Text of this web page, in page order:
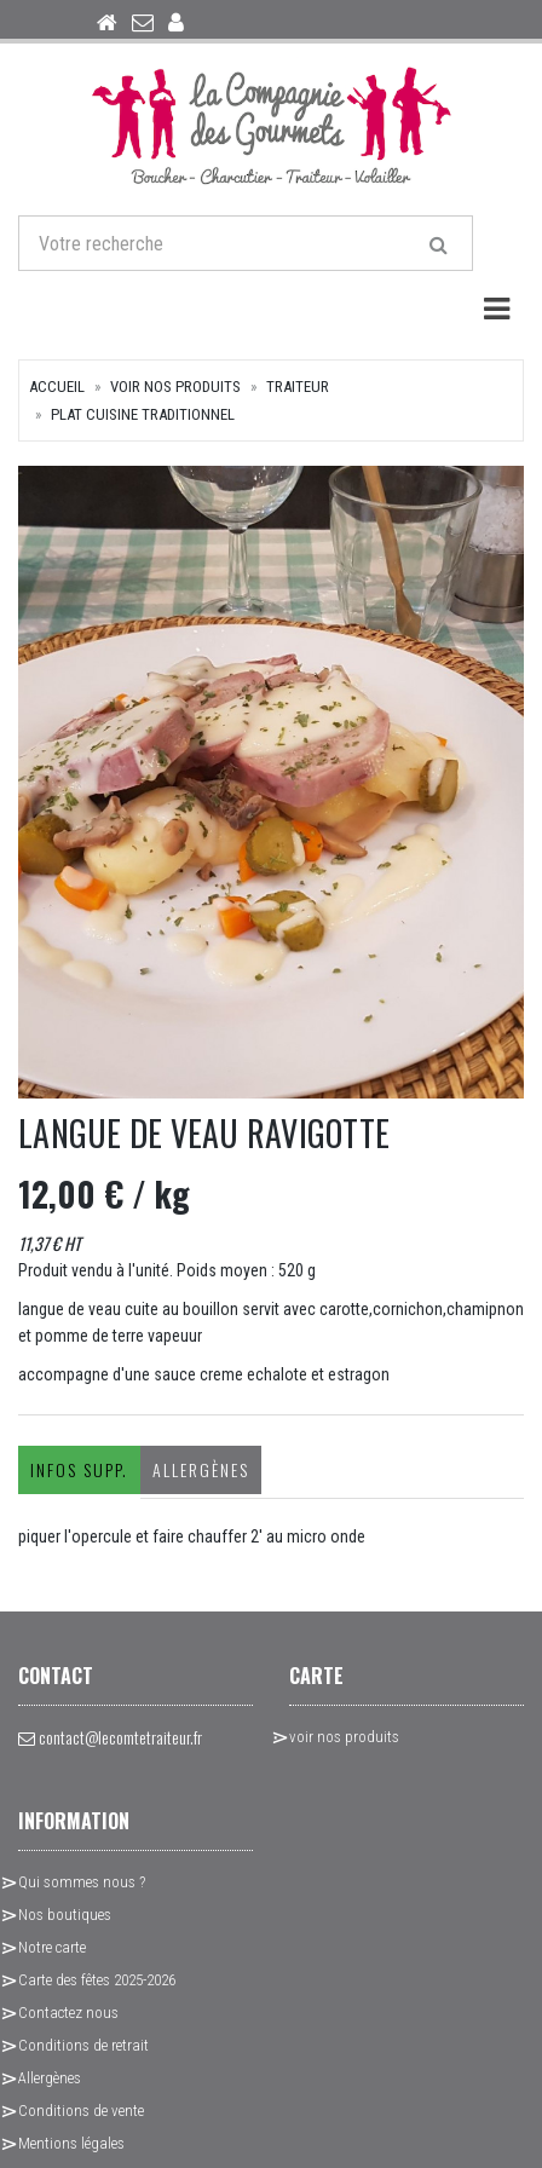
ACCUEIL VOIR NOS PRODUITS
TRAITEUR
PLAT CUISINE TRADITIONNEL
LANGUE DE VEAU RAVIGOTTE
12,00 €/ kg
11,37 € HT
Produit vendu à l'unité. Poids moyen : 520 g
langue de veau cuite au bouillon servit avec carotte,cornichon,chamipnon
et pomme de terre vapeuur
accompagne d'une sauce creme echalote et estragon
INFOS SUPP. ALLERGÈNES
piquer l'opercule et faire chauffer 2' au micro onde
CONTACT
contact@lecomtetraiteur.fr
CARTE
voir nos produits
INFORMATION
Qui sommes nous ?
Nos boutiques
Notre carte
Carte des fêtes 2025-2026
Contactez nous
Conditions de retrait
Allergènes
Conditions de vente
Mentions légales